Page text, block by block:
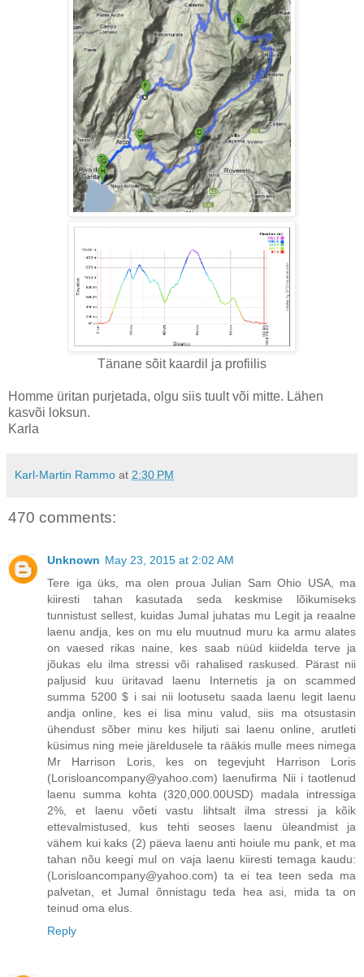
Tänane sõit kaardil ja profiilis
Homme üritan purjetada, olgu siis tuult või mitte. Lähen
kasvõi loksun.
Karla
Karl-Martin Rammo at 2:30 PM
470 comments:
Unknown May 23, 2015 at 2:02 AM
Tere iga üks, ma olen proua Julian Sam Ohio USA, ma
kiiresti tahan kasutada seda keskmise lõikumiseks
tunnistust sellest, kuidas Jumal juhatas mu Legit ja reaalne
laenu andja, kes on mu elu muutnud muru ka armu alates
on vaesed rikas naine, kes saab nüüd kiidelda terve ja
jõukas elu ilma stressi või rahalised raskused. Pärast nii
paljusid kuu üritavad laenu Internetis ja on scammed
summa 5200 $ i sai nii lootusetu saada laenu legit laenu
andja online, kes ei lisa minu valud, siis ma otsustasin
ühendust sõber minu kes hiljuti sai laenu online, arutleti
küsimus ning meie järeldusele ta rääkis mulle mees nimega
Mr Harrison Loris, kes on tegevjuht Harrison Loris
(Lorisloancompany@yahoo.com) laenufirma Nii i taotlenud
laenu summa kohta (320,000.00USD) madala intressiga
2%, et laenu võeti vastu lihtsalt ilma stressi ja kõik
ettevalmistused, kus tehti seoses laenu üleandmist ja
vähem kui kaks (2) päeva laenu anti hoiule mu pank, et ma
tahan nõu keegi mul on vaja laenu kiiresti temaga kaudu:
(Lorisloancompany@yahoo.com) ta ei tea teen seda ma
palvetan, et Jumal õnnistagu teda hea asi, mida ta on
teinud oma elus.
Reply